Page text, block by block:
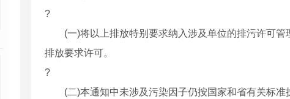
?
(一)将以上排放特别要求纳入涉及单位的排污许可管
排放要求许可。
?
(二)本通知中未涉及污染因子仍按国家和省有关标准